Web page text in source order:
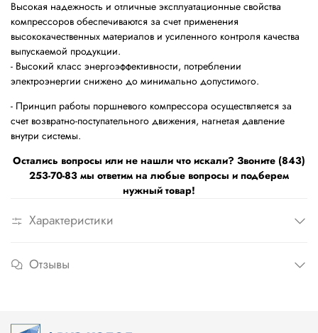
Высокая надежность и отличные эксплуатационные свойства
компрессоров обеспечиваются за счет применения
высококачественных материалов и усиленного контроля качества
выпускаемой продукции.
- Высокий класс энергоэффективности, потреблении
электроэнергии снижено до минимально допустимого.
- Принцип работы поршневого компрессора осуществляется за
счет возвратно-поступательного движения, нагнетая давление
внутри системы.
Остались вопросы или не нашли что искали? Звоните (843)
253-70-83 мы ответим на любые вопросы и подберем
нужный товар!
Характеристики
Отзывы